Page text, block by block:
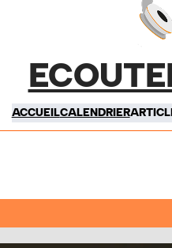
ACCUEILCALENDRIER